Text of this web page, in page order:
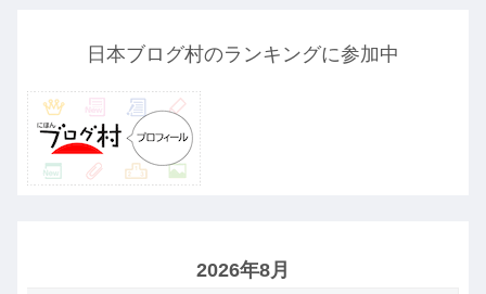
日本ブログ村のランキングに参加中
2026年8月